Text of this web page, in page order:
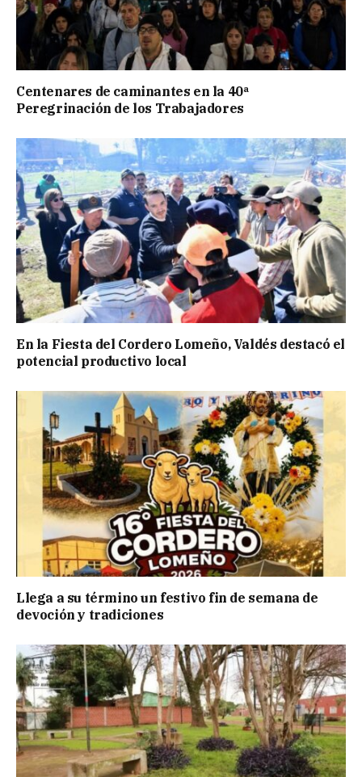
Centenares de caminantes en la 40ª
Peregrinación de los Trabajadores
En la Fiesta del Cordero Lomeño, Valdés destacó el
potencial productivo local
Llega a su término un festivo fin de semana de
devoción y tradiciones